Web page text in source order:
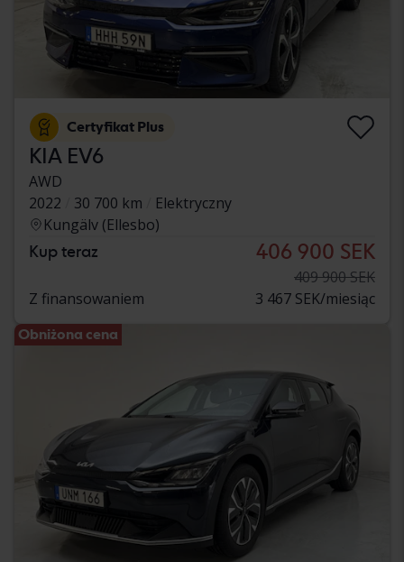
Certyfikat Plus
KIA EV6
AWD
2022
30 700 km
Elektryczny
Kungälv (Ellesbo)
Kup teraz 406 900 SEK
409 900 SEK
Z finansowaniem
3 467 SEK/miesiąc
Obniżona cena